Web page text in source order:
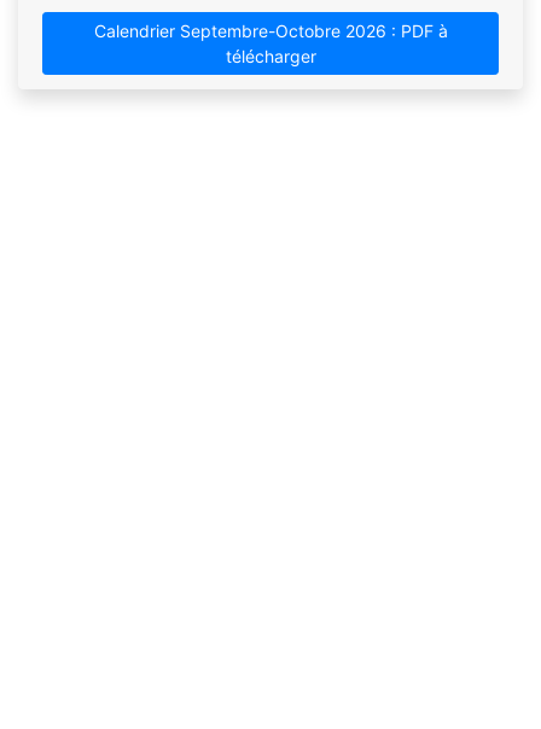
Calendrier Septembre-Octobre 2026 : PDF à
télécharger